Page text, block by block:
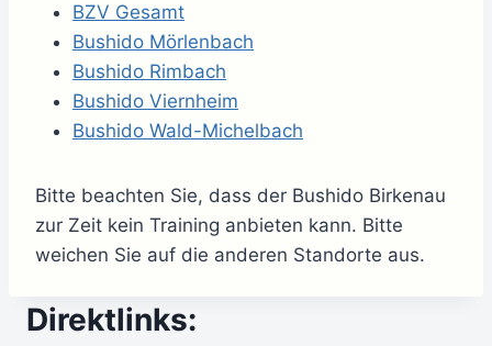
BZV Gesamt
Bushido Mörlenbach
Bushido Rimbach
Bushido Viernheim
Bushido Wald-Michelbach
Bitte beachten Sie, dass der Bushido Birkenau
zur Zeit kein Training anbieten kann. Bitte
weichen Sie auf die anderen Standorte aus.
Direktlinks: